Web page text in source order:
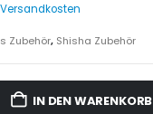
Versandkosten
Zubehör, Shisha Zubehör
IN DEN WARENKORB